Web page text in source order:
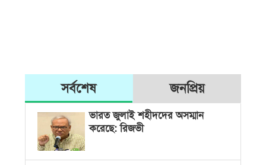
সর্বশেষ জনপ্রিয়
ভারত জুলাই শহীদদের অসম্মান
করেছে: রিজভী